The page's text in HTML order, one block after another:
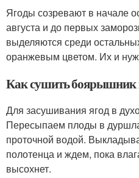
Ягоды созревают в начале
августа и до первых
выделяются среди
оранжевым цветом. Их и
Как сушить боярышник
Для засушивания ягод в
Пересыпаем плоды в
проточной водой.
полотенца и ждем, пока
высохнет.